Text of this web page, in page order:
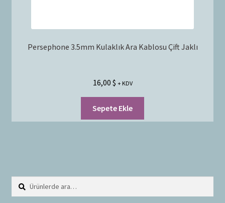
Persephone 3.5mm Kulaklık Ara Kablosu Çift Jaklı
16,00 $ + KDV
Sepete Ekle
Ara: